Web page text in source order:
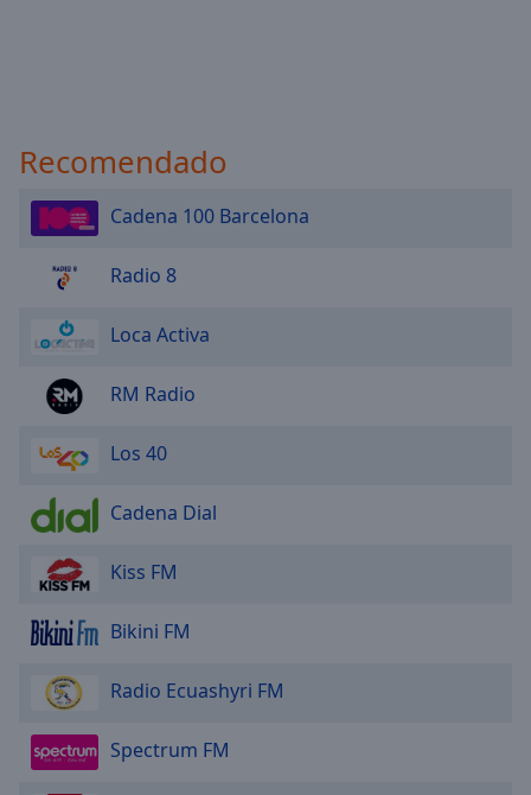
Recomendado
Cadena 100 Barcelona
Radio 8
Loca Activa
RM Radio
Los 40
Cadena Dial
Kiss FM
Bikini FM
Radio Ecuashyri FM
Spectrum FM